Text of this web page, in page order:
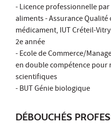
- Licence professionnelle
aliments - Assurance
médicament, IUT Créteil-
2e année
- Ecole de Commerce/
en double compétence pour
scientifiques
- BUT Génie biologique
DÉBOUCHÉS